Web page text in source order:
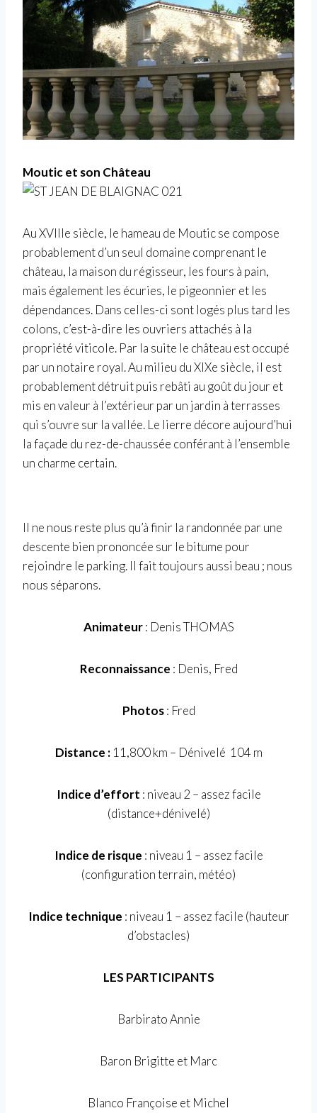
Moutic et son Château
Au XVIIIe siècle, le hameau de Moutic se compose
probablement d’un seul domaine comprenant le
château, la maison du régisseur, les fours à pain,
mais également les écuries, le pigeonnier et les
dépendances. Dans celles-ci sont logés plus tard les
colons, c’est-à-dire les ouvriers attachés à la
propriété viticole. Par la suite le château est occupé
par un notaire royal. Au milieu du XIXe siècle, il est
probablement détruit puis rebâti au goût du jour et
mis en valeur à l’extérieur par un jardin à terrasses
qui s’ouvre sur la vallée. Le lierre décore aujourd’hui
la façade du rez-de-chaussée conférant à l’ensemble
un charme certain.
Il ne nous reste plus qu’à finir la randonnée par une
descente bien prononcée sur le bitume pour
rejoindre le parking. Il fait toujours aussi beau ; nous
nous séparons.
Animateur: Denis THOMAS
Reconnaissance : Denis, Fred
Photos: Fred
Distance : 11,800 km – Dénivelé 104 m
Indice d’effort : niveau 2 – assez facile
(distance+dénivelé)
Indice de risque : niveau 1 – assez facile
(configuration terrain, météo)
Indice technique : niveau 1 – assez facile (hauteur
d’obstacles)
LES PARTICIPANTS
Barbirato Annie
Baron Brigitte et Marc
Blanco Françoise et Michel